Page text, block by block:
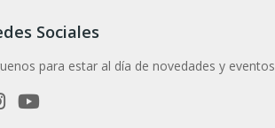
Sociales
para estar al día de novedades y eventos